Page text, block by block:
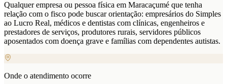
Qualquer empresa ou pessoa física em Maracaçumé que tenha
relação com o fisco pode buscar orientação: empresários do Simples
ao Lucro Real, médicos e dentistas com clínicas, engenheiros e
prestadores de serviços, produtores rurais, servidores públicos
aposentados com doença grave e famílias com dependentes autistas.
Onde o atendimento ocorre